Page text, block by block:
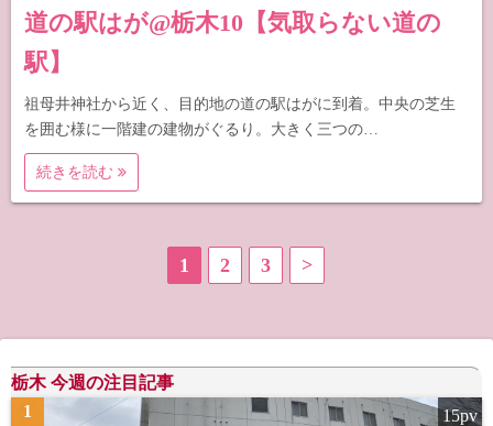
道の駅はが@栃木10【気取らない道の
駅】
祖母井神社から近く、目的地の道の駅はがに到着。中央の芝生
を囲む様に一階建の建物がぐるり。大きく三つの…
続きを読む
ペ
1 2 3 >
栃木 今週の注目記事
1
15pv